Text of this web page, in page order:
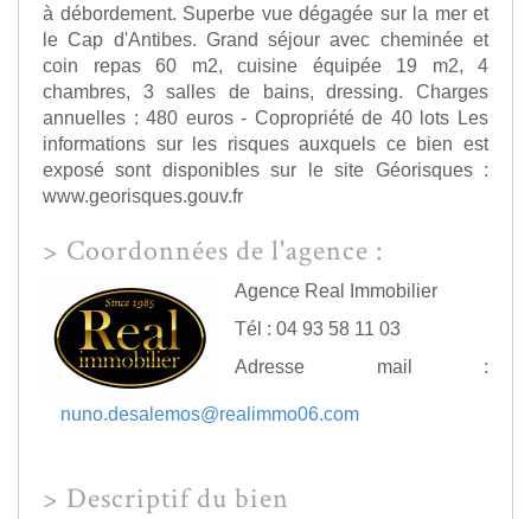
à débordement. Superbe vue dégagée sur la mer et
le Cap d'Antibes. Grand séjour avec cheminée et
coin repas 60 m2, cuisine équipée 19 m2, 4
chambres, 3 salles de bains, dressing. Charges
annuelles : 480 euros - Copropriété de 40 lots Les
informations sur les risques auxquels ce bien est
exposé sont disponibles sur le site Géorisques :
www.georisques.gouv.fr
> Coordonnées de l'agence :
Agence Real Immobilier
Tél : 04 93 58 11 03
Adresse mail :
nuno.desalemos@realimmo06.com
> Descriptif du bien